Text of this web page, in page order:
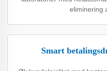
eliminering
Smart